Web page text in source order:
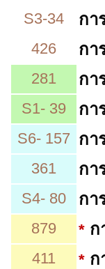
S3-34 กา
426
กา
281
กา
S1- 39
กา
S6- 157 กา
361
กา
S4- 80
กา
879 * ก
411 * ก